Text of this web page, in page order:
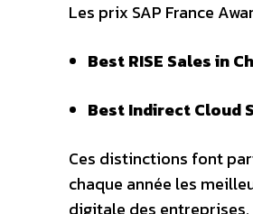
Les prix SAP France
Best RISE Sales in
Best Indirect Cloud
Ces distinctions font
chaque année les
digitale des